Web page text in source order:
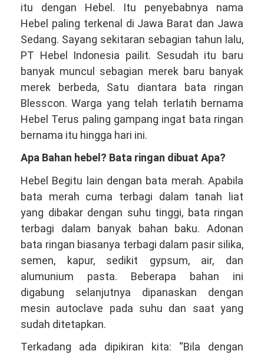
itu dengan Hebel. Itu penyebabnya nama
Hebel paling terkenal di Jawa Barat dan Jawa
Sedang. Sayang sekitaran sebagian tahun lalu,
PT Hebel Indonesia pailit. Sesudah itu baru
banyak muncul sebagian merek baru banyak
merek berbeda, Satu diantara bata ringan
Blesscon. Warga yang telah terlatih bernama
Hebel Terus paling gampang ingat bata ringan
bernama itu hingga hari ini.
Apa Bahan hebel? Bata ringan dibuat Apa?
Hebel Begitu lain dengan bata merah. Apabila
bata merah cuma terbagi dalam tanah liat
yang dibakar dengan suhu tinggi, bata ringan
terbagi dalam banyak bahan baku. Adonan
bata ringan biasanya terbagi dalam pasir silika,
semen, kapur, sedikit gypsum, air, dan
alumunium pasta. Beberapa bahan ini
digabung selanjutnya dipanaskan dengan
mesin autoclave pada suhu dan saat yang
sudah ditetapkan.
Terkadang ada dipikiran kita: “Bila dengan